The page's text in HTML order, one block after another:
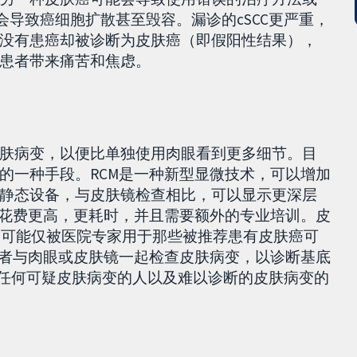
致癌细胞扩散甚至毁容。漏诊的cSCC更严重，
有患癌却被诊断为皮肤癌（即假阳性结果），
者带来痛苦和焦虑。
病变，以便比单独使用肉眼看到更多细节。目
种手段。RCM是一种新型显微技术，可以增加
态设备，与皮肤镜检查相比，可以显示更深层
费更高，更耗时，并且需要额外的专业培训。皮
能仅被医院专家用于那些被推荐患有皮肤癌可
与肉眼或皮肤镜一起检查皮肤病变，以诊断基底
何可疑皮肤病变的人以及难以诊断的皮肤病变的